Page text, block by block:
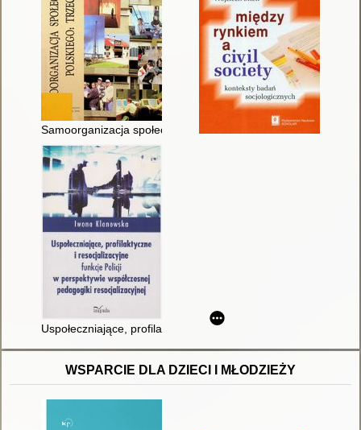
Samoorganizacja społeczeństwa polskiego : trzeci sektor :
Uspołeczniające, profilaktyczne i resocjalizacyjne funkcje
WSPARCIE DLA DZIECI I MŁODZIEŻY